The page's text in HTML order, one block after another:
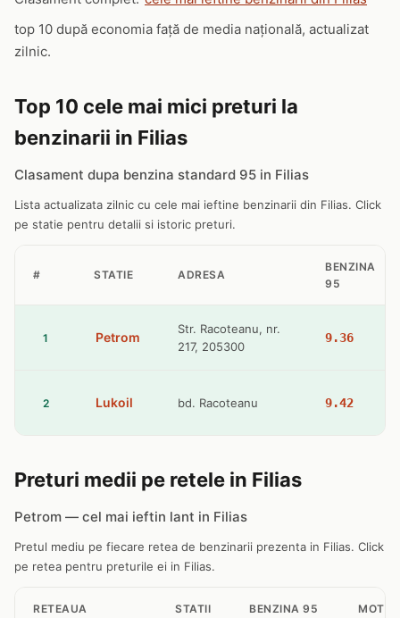
top 10 după economia față de media națională, actualizat
zilnic.
Top 10 cele mai mici preturi la
benzinarii in Filias
Clasament dupa benzina standard 95 in Filias
Lista actualizata zilnic cu cele mai ieftine benzinarii din Filias. Click
pe statie pentru detalii si istoric preturi.
# STATIE ADRESA
BENZINA
95
1 Petrom
Str. Racoteanu, nr.
217, 205300
9.36
2 Lukoil bd. Racoteanu 9.42
Preturi medii pe retele in Filias
Petrom — cel mai ieftin lant in Filias
Pretul mediu pe fiecare retea de benzinarii prezenta in Filias. Click
pe retea pentru preturile ei in Filias.
RETEAUA STATII BENZINA 95